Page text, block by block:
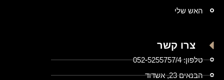
האש שלי
צרו קשר
טלפון: 052-5255757/4
הבנאים 23, אשדוד